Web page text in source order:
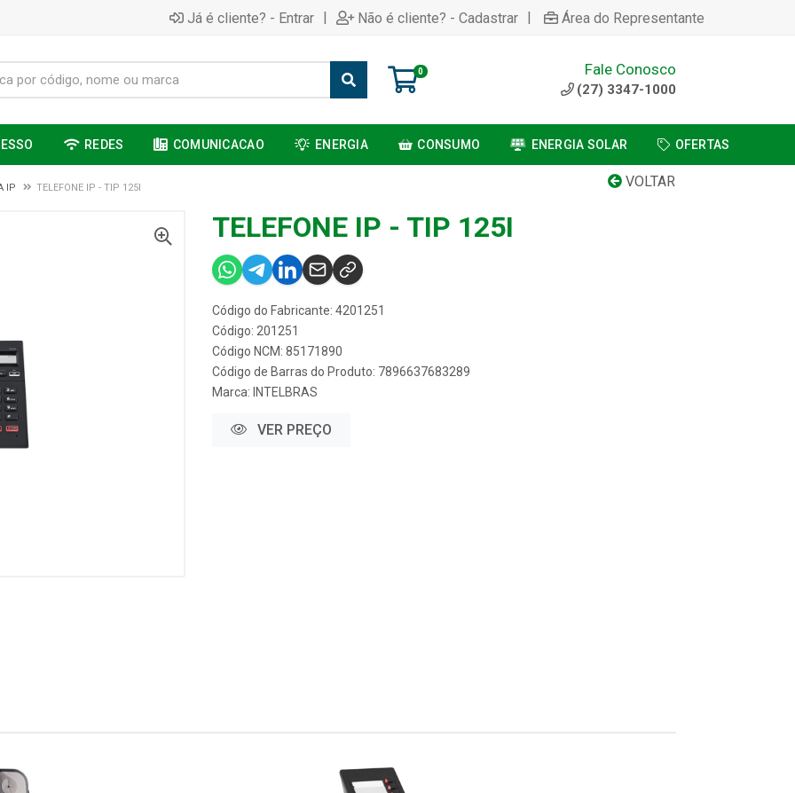
Já é cliente? - Entrar | Não é cliente? - Cadastrar | Área do Representante
0 Fale Conosco
(27) 3347-1000
REDES COMUNICACAO ENERGIA CONSUMO ENERGIA SOLAR OFERTAS
VOLTAR
IP TELEFONE IP - TIP 125I
TELEFONE IP - TIP 125I
Código do Fabricante: 4201251
Código: 201251
Código NCM: 85171890
Código de Barras do Produto: 7896637683289
Marca: INTELBRAS
VER PREÇO